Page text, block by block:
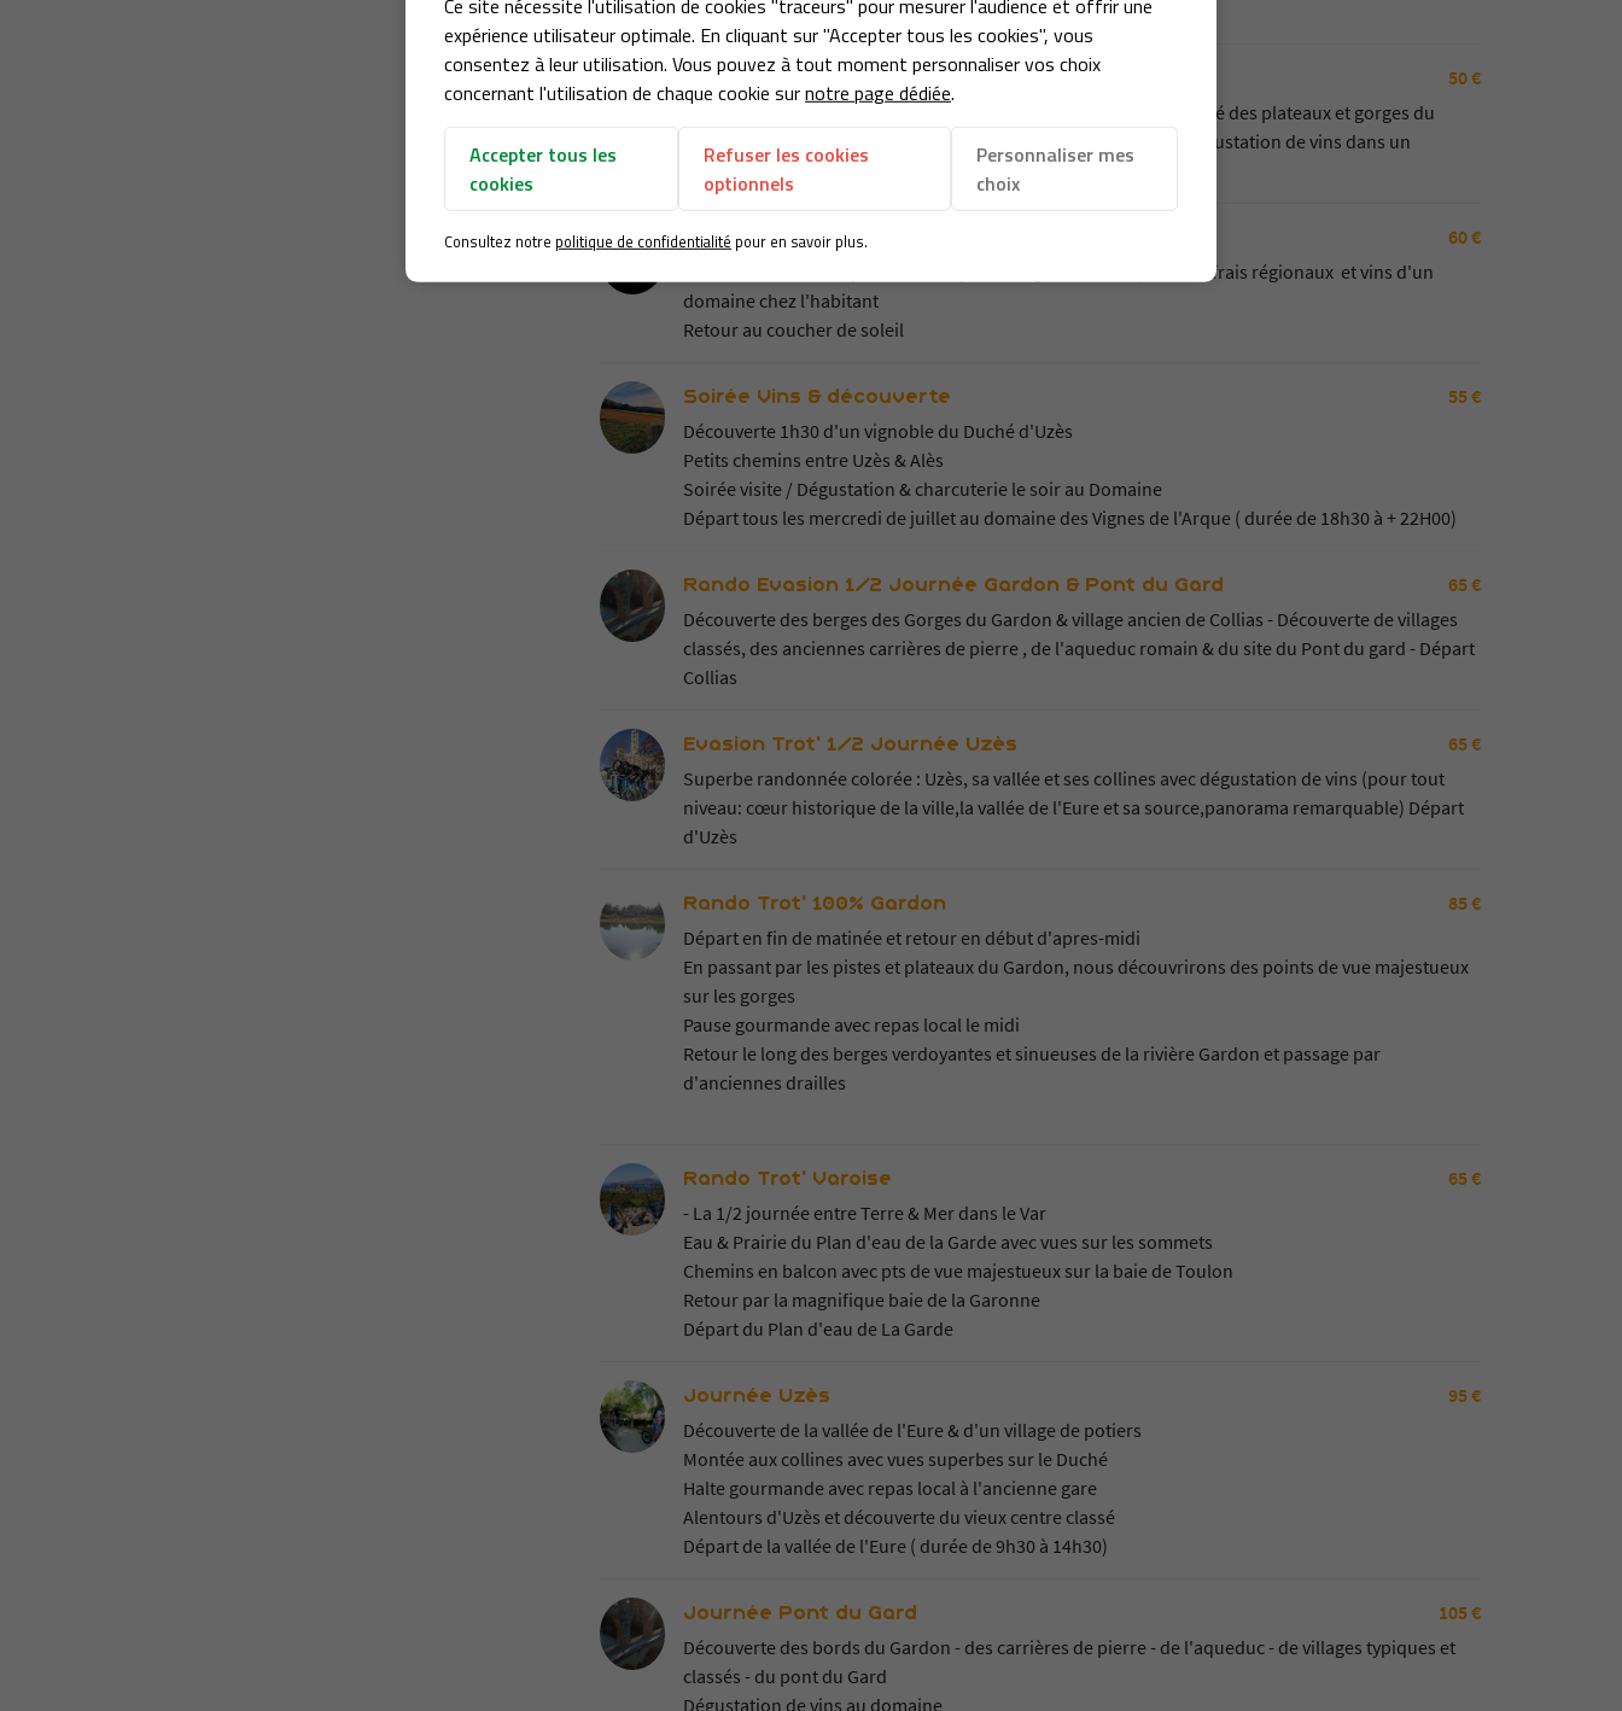
Ce site nécessite l'utilisation de cookies "traceurs" pour mesurer l'audience et offrir une
expérience utilisateur optimale. En cliquant sur "Accepter tous les cookies", vous
consentez à leur utilisation. Vous pouvez à tout moment personnaliser vos choix
concernant l'utilisation de chaque cookie surnotre page dédiée.
Accepter tous les
cookies
Refuser les cookies
optionnels
Personnaliser mes
choix
Consultez notre politique de confidentialité pour en savoir plus.
de villages à proximité
Nature Plaisir & Découverte 2h00
50 €
Découverte d'un village remarquable et forêts gardoises Site classé des plateaux et gorges du
Gardon : pistes & panoramas remarquables.... Possible pause dégustation de vins dans un
Coucher de soleil Trot'
60 €
Rando trot' en fin de journée avec pause dégustation de produits frais régionaux et vins d'un
domaine chez l'habitant
Retour au coucher de soleil
Soirée Vins & découverte
55 €
Découverte 1h30 d'un vignoble du Duché d'Uzès
Petits chemins entre Uzès & Alès
Soirée visite / Dégustation & charcuterie le soir au Domaine
Départ tous les mercredi de juillet au domaine des Vignes de l'Arque ( durée de 18h30 à + 22H00)
Rando Evasion 1/2 Journée Gardon & Pont du Gard
65 €
Découverte des berges des Gorges du Gardon & village ancien de Collias - Découverte de villages
classés, des anciennes carrières de pierre , de l'aqueduc romain & du site du Pont du gard - Départ
Collias
Evasion Trot' 1/2 Journée Uzès
65 €
Superbe randonnée colorée : Uzès, sa vallée et ses collines avec dégustation de vins (pour tout
niveau: cœur historique de la ville,la vallée de l'Eure et sa source,panorama remarquable) Départ
d'Uzès
Rando Trot' 100% Gardon
85 €
Départ en fin de matinée et retour en début d'apres-midi
En passant par les pistes et plateaux du Gardon, nous découvrirons des points de vue majestueux
sur les gorges
Pause gourmande avec repas local le midi
Retour le long des berges verdoyantes et sinueuses de la rivière Gardon et passage par
d'anciennes drailles
Rando Trot' Varoise
65 €
- La 1/2 journée entre Terre & Mer dans le Var
Eau & Prairie du Plan d'eau de la Garde avec vues sur les sommets
Chemins en balcon avec pts de vue majestueux sur la baie de Toulon
Retour par la magnifique baie de la Garonne
Départ du Plan d'eau de La Garde
Journée Uzès
95 €
Découverte de la vallée de l'Eure & d'un village de potiers
Montée aux collines avec vues superbes sur le Duché
Halte gourmande avec repas local à l'ancienne gare
Alentours d'Uzès et découverte du vieux centre classé
Départ de la vallée de l'Eure ( durée de 9h30 à 14h30)
Journée Pont du Gard
105 €
Découverte des bords du Gardon - des carrières de pierre - de l'aqueduc - de villages typiques et
classés - du pont du Gard
Dégustation de vins au domaine